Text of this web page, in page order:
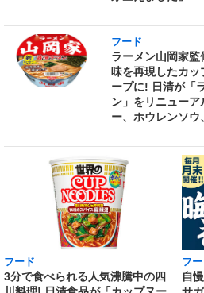
フード
ラーメン山岡家
味を再現したカ
ープに! 日清が「
ン」をリニュー
ー、ホウレンソウ
フード
3分で食べられる人気沸騰中の四
フー
自